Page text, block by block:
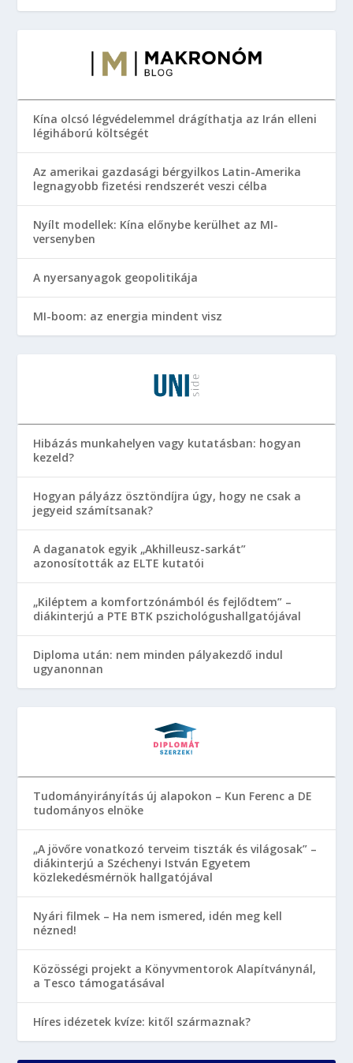
Kína olcsó légvédelemmel drágíthatja az Irán elleni
légiháború költségét
Az amerikai gazdasági bérgyilkos Latin-Amerika
legnagyobb fizetési rendszerét veszi célba
Nyílt modellek: Kína előnybe kerülhet az MI-
versenyben
A nyersanyagok geopolitikája
MI-boom: az energia mindent visz
Hibázás munkahelyen vagy kutatásban: hogyan
kezeld?
Hogyan pályázz ösztöndíjra úgy, hogy ne csak a
jegyeid számítsanak?
A daganatok egyik „Akhilleusz-sarkát”
azonosították az ELTE kutatói
„Kiléptem a komfortzónámból és fejlődtem” –
diákinterjú a PTE BTK pszichológushallgatójával
Diploma után: nem minden pályakezdő indul
ugyanonnan
Tudományirányítás új alapokon – Kun Ferenc a DE
tudományos elnöke
„A jövőre vonatkozó terveim tiszták és világosak” –
diákinterjú a Széchenyi István Egyetem
közlekedésmérnök hallgatójával
Nyári filmek – Ha nem ismered, idén meg kell
nézned!
Közösségi projekt a Könyvmentorok Alapítványnál,
a Tesco támogatásával
Híres idézetek kvíze: kitől származnak?